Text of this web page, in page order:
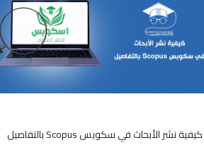
كيفية نشر الأبحاث في سكوبس Scopus بالتفاصيل